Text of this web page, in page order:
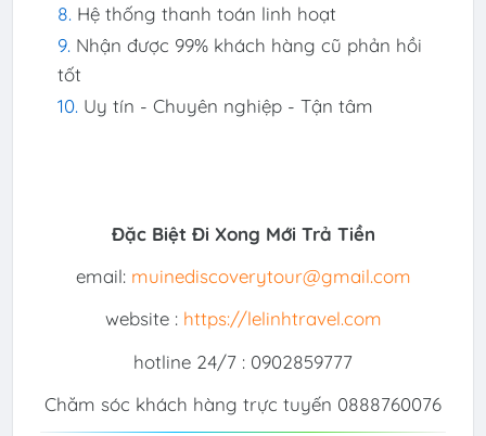
Hệ thống thanh toán linh hoạt
Nhận được 99% khách hàng cũ phản hồi
tốt
Uy tín - Chuyên nghiệp - Tận tâm
Đặc Biệt Đi Xong Mới Trả Tiền
email: muinediscoverytour@gmail.com
website : https://lelinhtravel.com
hotline 24/7 : 0902859777
Chăm sóc khách hàng trực tuyến 0888760076